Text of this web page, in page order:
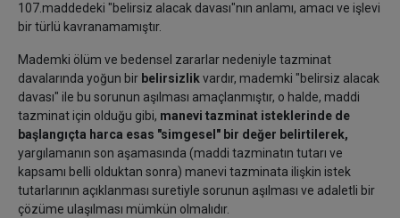
107.maddedeki "belirsiz alacak davası"nın anlamı, amacı ve işlevi
bir türlü kavranamamıştır.
Mademki ölüm ve bedensel zararlar nedeniyle tazminat
davalarında yoğun bir belirsizlikvardır, mademki "belirsiz alacak
davası" ile bu sorunun aşılması amaçlanmıştır, o halde, maddi
tazminat için olduğu gibi, manevi tazminat isteklerinde de
başlangıçta harca esas "simgesel" bir değer belirtilerek,
yargılamanın son aşamasında (maddi tazminatın tutarı ve
kapsamı belli olduktan sonra) manevi tazminata ilişkin istek
tutarlarının açıklanması suretiyle sorunun aşılması ve adaletli bir
çözüme ulaşılması mümkün olmalıdır.